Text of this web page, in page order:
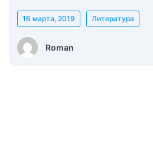
Roman
16 марта, 2019 Литература